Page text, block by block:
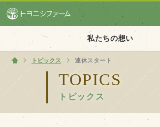
私たちの想い
TOPICS
トピックス
ホーム
トピックス 連休スタート
ホーム
私たちの想い